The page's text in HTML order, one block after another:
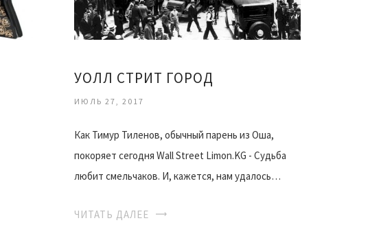
УОЛЛ СТРИТ ГОРОД
ИЮЛЬ 27, 2017
Как Тимур Тиленов, обычный парень из Оша,
покоряет сегодня Wall Street Limon.KG - Судьба
любит смельчаков. И, кажется, нам удалось…
ЧИТАТЬ ДАЛЕЕ